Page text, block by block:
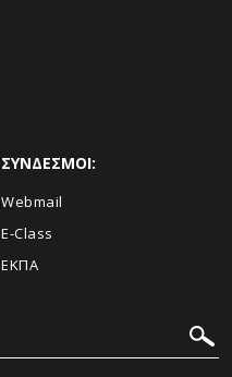
ΣΥΝΔΕΣΜΟΙ:
Webmail
E-Class
ΕΚΠΑ